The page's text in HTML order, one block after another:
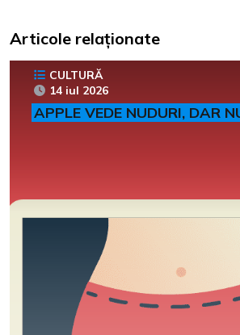
Articole relaționate
CULTURĂ
14 iul 2026
APPLE VEDE NUDURI, DAR